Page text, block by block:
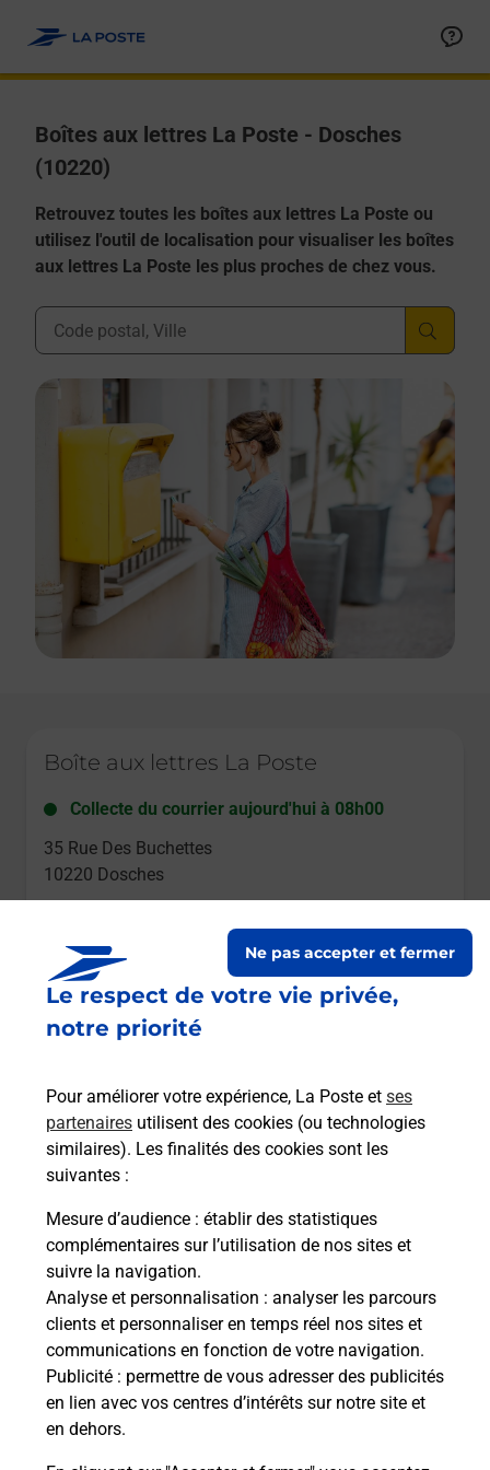
Le respect de votre vie privée,
notre priorité
Pour améliorer votre expérience, La Poste et ses
partenaires utilisent des cookies (ou technologies
similaires). Les finalités des cookies sont les
suivantes :
Mesure d’audience : établir des statistiques
complémentaires sur l’utilisation de nos sites et
suivre la navigation.
Analyse et personnalisation : analyser les parcours
clients et personnaliser en temps réel nos sites et
communications en fonction de votre navigation.
Publicité : permettre de vous adresser des publicités
en lien avec vos centres d’intérêts sur notre site et
en dehors.
Ne pas accepter et fermer
Boîtes aux lettres La Poste - Dosches
(10220)
Retrouvez toutes les boîtes aux lettres La Poste ou
utilisez l'outil de localisation pour visualiser les boîtes
aux lettres La Poste les plus proches de chez vous.
Ville, Département, Code Postal
Boîte aux lettres La Poste
Collecte du courrier aujourd'hui à 08h00
35 Rue Des Buchettes
10220 Dosches
Boîte aux lettres La Poste
8 Rue De L Orme
10220 Dosches
Le lien s'ouvre dans un nouvel onglet
Boîte aux lettres La Poste
Collecte du courrier aujourd'hui à 08h00
4 Rue Du Grand Cernay
10220 Dosches
Le lien s'ouvre dans un nouvel onglet